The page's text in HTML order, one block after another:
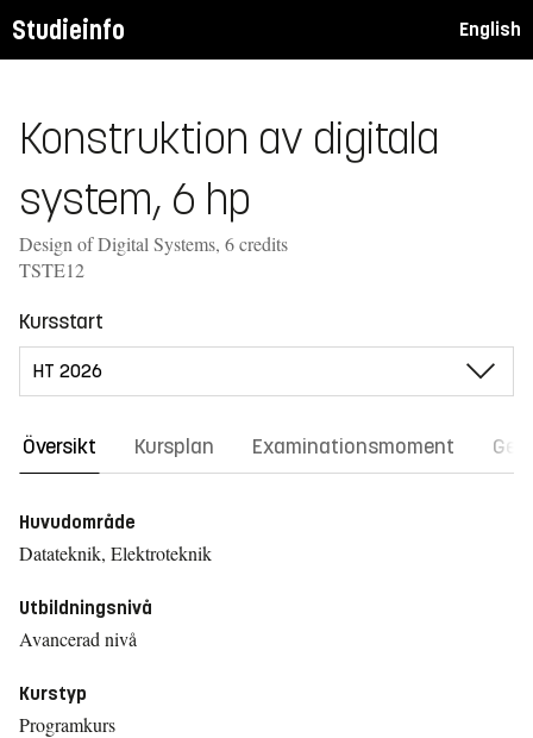
Studieinfo English
Konstruktion av digitala
system, 6 hp
Design of Digital Systems, 6 credits
TSTE12
Kursstart
Översikt Kursplan Examinationsmoment
Huvudområde
Datateknik, Elektroteknik
Utbildningsnivå
Avancerad nivå
Kurstyp
Programkurs